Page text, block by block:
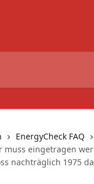
EnergyCheck FAQ
muss eingetragen
nachträglich 1975